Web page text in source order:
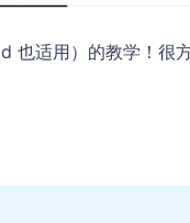
也适用）的教学！很